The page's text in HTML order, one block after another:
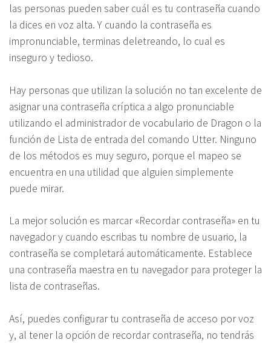
las personas pueden saber cuál es tu contraseña cuando
la dices en voz alta. Y cuando la contraseña es
impronunciable, terminas deletreando, lo cual es
inseguro y tedioso.
Hay personas que utilizan la solución no tan excelente de
asignar una contraseña críptica a algo pronunciable
utilizando el administrador de vocabulario de Dragon o la
función de Lista de entrada del comando Utter. Ninguno
de los métodos es muy seguro, porque el mapeo se
encuentra en una utilidad que alguien simplemente
puede mirar.
La mejor solución es marcar «Recordar contraseña» en tu
navegador y cuando escribas tu nombre de usuario, la
contraseña se completará automáticamente. Establece
una contraseña maestra en tu navegador para proteger la
lista de contraseñas.
Así, puedes configurar tu contraseña de acceso por voz
y, al tener la opción de recordar contraseña, no tendrás